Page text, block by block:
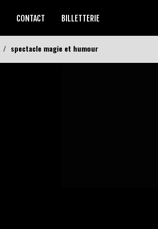
CONTACT BILLETTERIE
spectacle magie et humour